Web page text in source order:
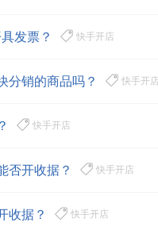
发票？ 快手开店
分销的商品吗？ 快手开
快手开店
否开收据？ 快手开店
收据？ 快手开店